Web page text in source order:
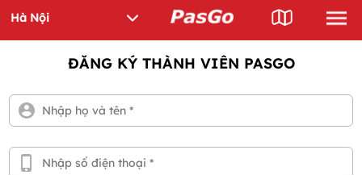
ĐĂNG KÝ THÀNH VIÊN PASGO